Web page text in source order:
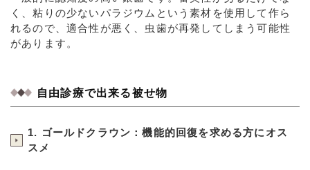
く、粘りの少ないパラジウムという素材を使用して作ら
れるので、適合性が悪く、虫歯が再発してしまう可能性
があります。
自由診療で出来る被せ物
1. ゴールドクラウン：機能的回復を求める方にオス
スメ